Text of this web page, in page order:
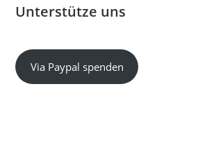
Unterstütze uns
Via Paypal spenden